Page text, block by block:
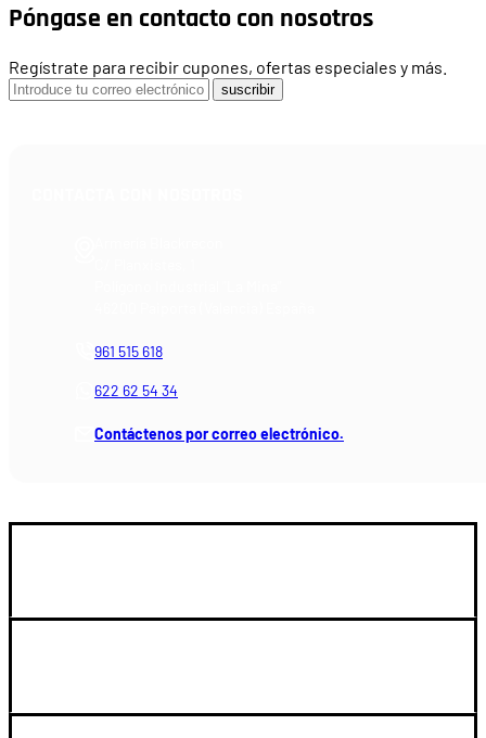
Póngase en contacto con nosotros
Regístrate para recibir cupones, ofertas especiales y más.
suscribir
961 515 618
622 62 54 34
Contáctenos por correo electrónico.